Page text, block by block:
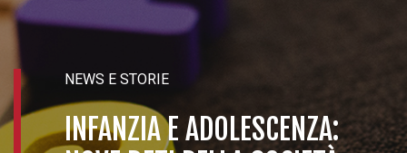
nove
reti
della
NEWS E STORIE
INFANZIA E ADOLESCENZA: